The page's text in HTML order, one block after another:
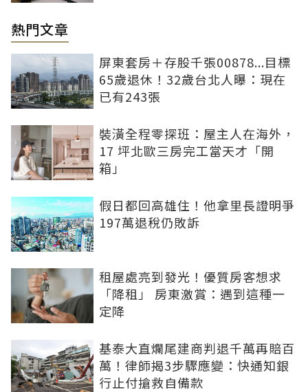
熱門文章
屏東套房＋存股千張00878...目標
65歲退休！32歲台北人曝：現在
已有243張
裝潢全程零探班：屋主人在海外，
17 坪北歐三房完工當天才「開
箱」
假日都回高雄住！他拿里長證明爭
197萬退稅仍敗訴
租屋處亮到發光！優質房客想求
「降租」 房東激賞：遇到這種一
定降
基泰大直爛尾建商判退千萬再賠百
萬！律師揭3步驟應變：快通知銀
行止付搶救自備款